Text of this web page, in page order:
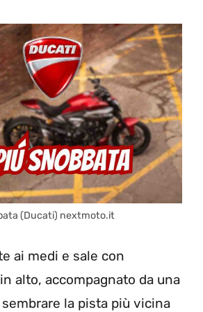
(Ducati) nextmoto.it
ai medi e sale con
alto, accompagnato da una
la pista più vicina